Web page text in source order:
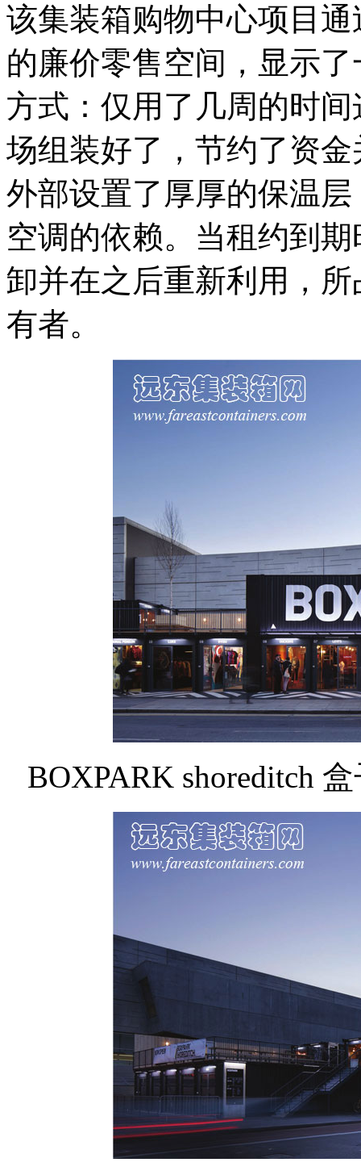
该集装箱购物中心项目
的廉价零售空间，显示
方式：仅用了几周的时
场组装好了，节约了资
外部设置了厚厚的保温
空调的依赖。当租约到
卸并在之后重新利用，
有者。
BOXPARK shoreditch